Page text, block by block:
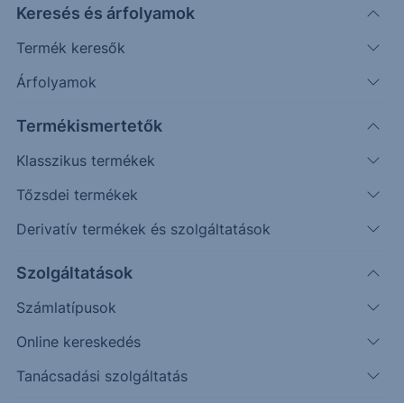
Keresés és árfolyamok
Termék keresők
Árfolyamok
Termékismertetők
Klasszikus termékek
Tőzsdei termékek
Derivatív termékek és szolgáltatások
Szolgáltatások
Számlatípusok
Online kereskedés
Tanácsadási szolgáltatás
Árfolyamértesítő rögzítése
További információk kérése
156.50
157.50
158.00